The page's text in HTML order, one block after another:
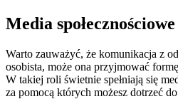
Media społecznościowe
Warto zauważyć, że komunikacja z
osobista, może ona przyjmować
W takiej roli świetnie spełniają się
za pomocą których możesz dotrzeć